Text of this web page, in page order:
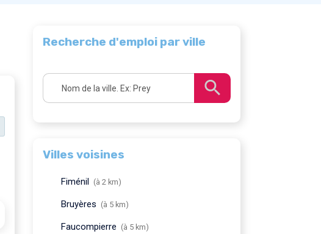
Recherche d'emploi par ville
Villes voisines
Fiménil (à 2 km)
Bruyères (à 5 km)
Faucompierre (à 5 km)